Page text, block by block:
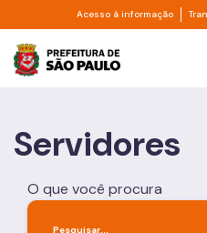
Pular para o Conteúdo
Acesso à informação
Prefeitura de
Servidores
O que você procura